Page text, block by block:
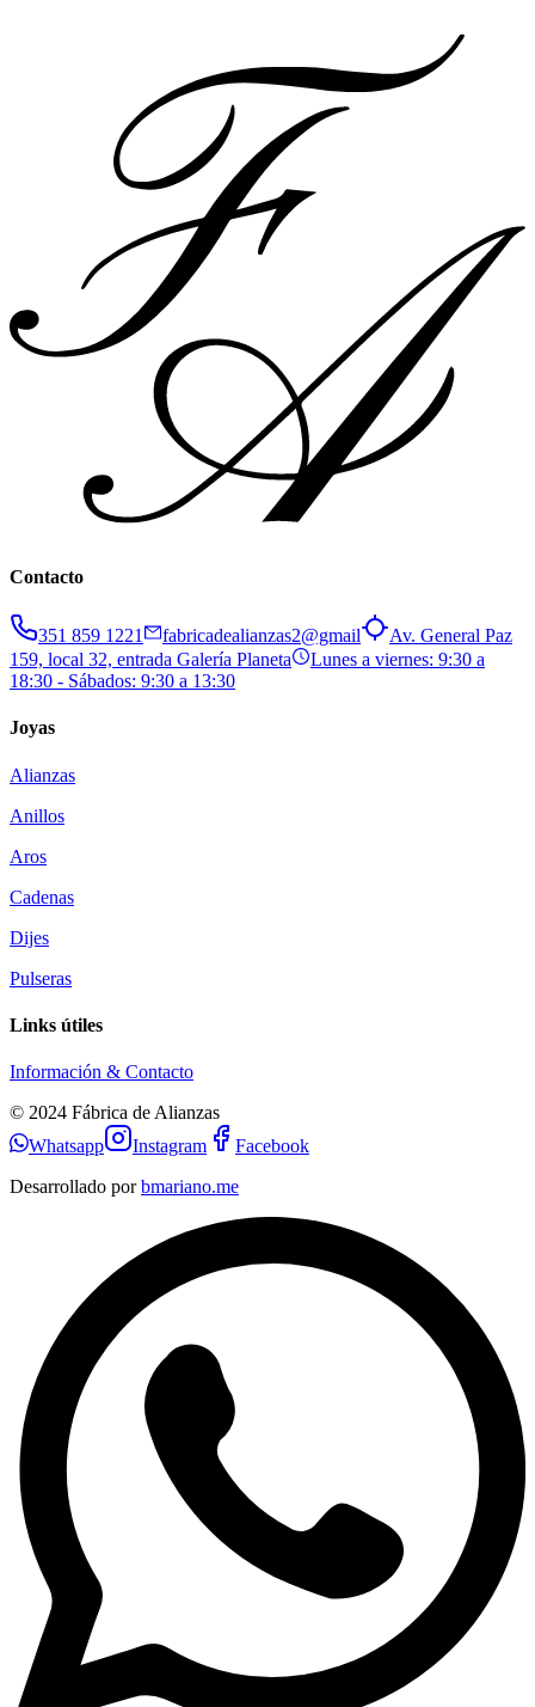
Contacto
351 859 1221 fabricadealianzas2@gmail
Av. General Paz
159, local 32, entrada Galería Planeta
Lunes a viernes: 9:30 a
18:30 - Sábados: 9:30 a 13:30
Joyas
Alianzas
Anillos
Aros
Cadenas
Dijes
Pulseras
Links útiles
Información & Contacto
© 2024 Fábrica de Alianzas
Whatsapp
Instagram
Facebook
Desarrollado por bmariano.me